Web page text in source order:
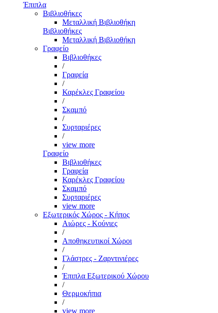
Έπιπλα
Βιβλιοθήκες
Μεταλλική Βιβλιοθήκη
Βιβλιοθήκες
Μεταλλική Βιβλιοθήκη
Γραφείο
Βιβλιοθήκες
/
Γραφεία
/
Καρέκλες Γραφείου
/
Σκαμπό
/
Συρταριέρες
/
view more
Γραφείο
Βιβλιοθήκες
Γραφεία
Καρέκλες Γραφείου
Σκαμπό
Συρταριέρες
view more
Εξωτερικός Χώρος - Κήπος
Αιώρες - Κούνιες
/
Αποθηκευτικοί Χώροι
/
Γλάστρες - Ζαρντινιέρες
/
Έπιπλα Εξωτερικού Χώρου
/
Θερμοκήπια
/
view more